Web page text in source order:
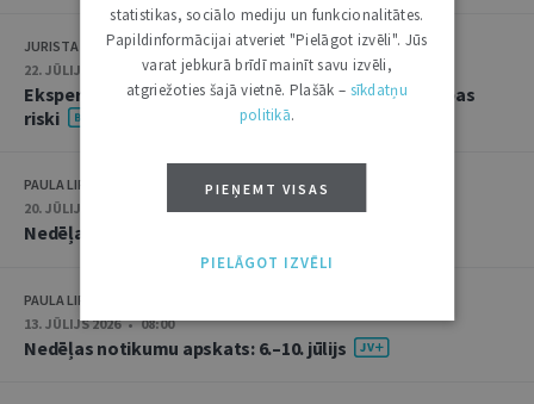
JURISTA VĀRDS
22. JŪLIJS 2026 • 14:00
Ekspertu saruna jūlijā: krimināltiesības un būvniecības
riski
PAULA LIPE
20. JŪLIJS 2026 • 16:05
Nedēļas notikumu apskats: 13.–17. jūlijs
PAULA LIPE
13. JŪLIJS 2026 • 08:00
Nedēļas notikumu apskats: 6.–10. jūlijs
statistikas, sociālo mediju un funkcionalitātes.
Papildinformācijai atveriet "Pielāgot izvēli". Jūs
varat jebkurā brīdī mainīt savu izvēli,
atgriežoties šajā vietnē. Plašāk – sīkdatņu
politikā.
PIEŅEMT VISAS
PIELĀGOT IZVĒLI